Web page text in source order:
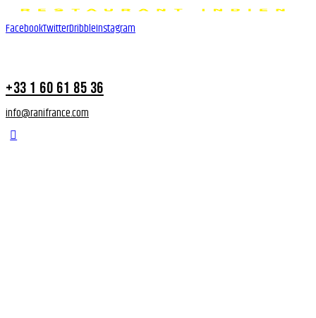
FacebookTwitterDribbleInstagram
+33 1 60 61 85 36
info@ranifrance.com